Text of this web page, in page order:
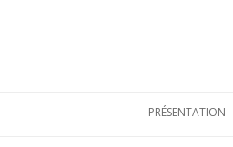
PRÉSENTATION